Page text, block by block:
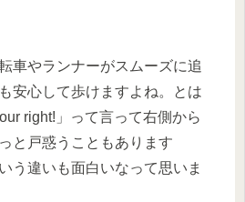
車やランナーがスムーズに追
安心して歩けますよね。とは
right!」って言って右側から
と戸惑うこともあります
う違いも面白いなって思いま